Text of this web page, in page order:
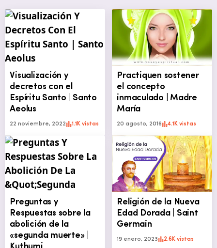
Visualización y
decretos con el
Espíritu Santo | Santo
Aeolus
22 noviembre, 2022 1.1K vistas
Practiquen sostener
el concepto
inmaculado | Madre
María
20 agosto, 2016 4.1K vistas
Preguntas y
Respuestas sobre la
abolición de la
«segunda muerte» |
Religión de la Nueva
Edad Dorada | Saint
Germain
19 enero, 2023 2.6K vistas